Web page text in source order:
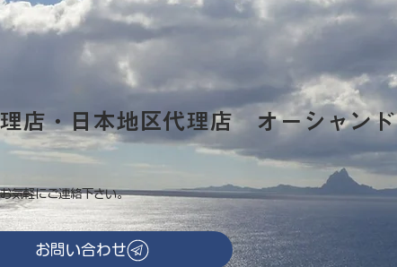
2027年 秘境オーストラル諸
島が身近にのコピー
店・日本地区代理店 オーシャンド
気軽にご連絡下さい。
お問い合わせ